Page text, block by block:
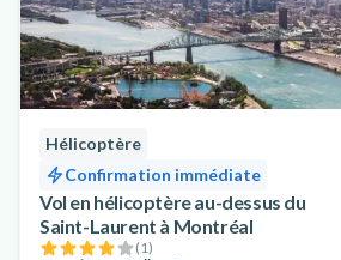
Hélicoptère
Confirmation immédiate
Vol en hélicoptère au-dessus du
Saint-Laurent à Montréal
(1)